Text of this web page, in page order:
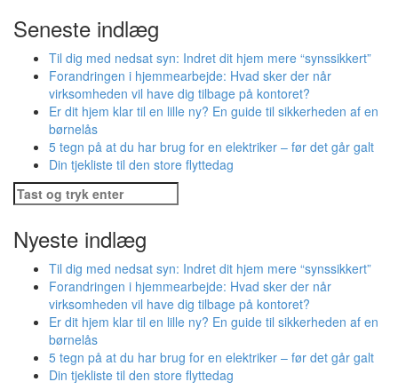
Seneste indlæg
Til dig med nedsat syn: Indret dit hjem mere “synssikkert”
Forandringen i hjemmearbejde: Hvad sker der når
virksomheden vil have dig tilbage på kontoret?
Er dit hjem klar til en lille ny? En guide til sikkerheden af en
børnelås
5 tegn på at du har brug for en elektriker – før det går galt
Din tjekliste til den store flyttedag
Søg
efter:
Nyeste indlæg
Til dig med nedsat syn: Indret dit hjem mere “synssikkert”
Forandringen i hjemmearbejde: Hvad sker der når
virksomheden vil have dig tilbage på kontoret?
Er dit hjem klar til en lille ny? En guide til sikkerheden af en
børnelås
5 tegn på at du har brug for en elektriker – før det går galt
Din tjekliste til den store flyttedag